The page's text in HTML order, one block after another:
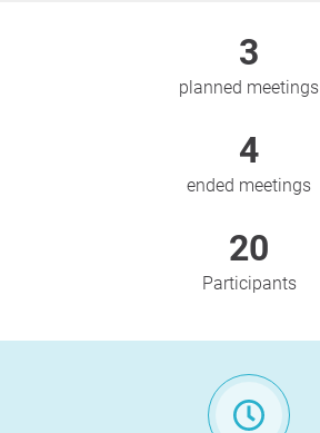
3
planned meetings
4
ended meetings
20
Participants